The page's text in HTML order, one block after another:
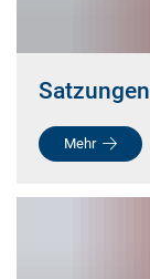
Satzungen
Mehr